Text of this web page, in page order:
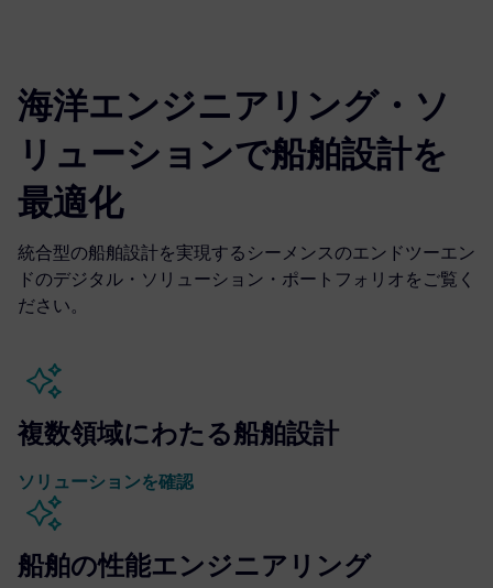
海洋エンジニアリング・ソ
リューションで船舶設計を
最適化
統合型の船舶設計を実現するシーメンスのエンドツーエン
ドのデジタル・ソリューション・ポートフォリオをご覧く
ださい。
複数領域にわたる船舶設計
ソリューションを確認
船舶の性能エンジニアリング